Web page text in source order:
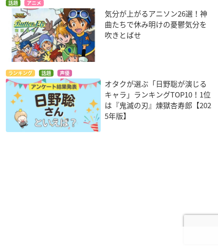
話題 アニメ
気分が上がるアニソン26選！神
曲たちで休み明けの憂鬱気分を
吹きとばせ
ランキング 話題 声優
オタクが選ぶ「日野聡が演じる
キャラ」ランキングTOP10！1位
は『鬼滅の刃』煉󠄁獄杏寿郎【202
5年版】